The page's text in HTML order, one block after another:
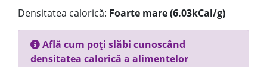
Densitatea calorică: Foarte mare (6.03kCal/g)
Află cum poți slăbi cunoscând
densitatea calorică a alimentelor